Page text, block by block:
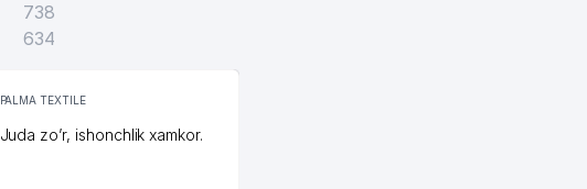
738
634
PALMA TEXTILE
Juda zo’r, ishonchlik xamkor.